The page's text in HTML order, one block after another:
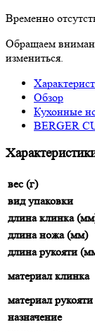
Временно
Обращаем
измениться.
Обзор
Кухонные
BERGER
вес (г)
вид упаковки
длина клинка
длина ножа (мм)
длина рукояти
материал клинка
материал рукояти
назначение